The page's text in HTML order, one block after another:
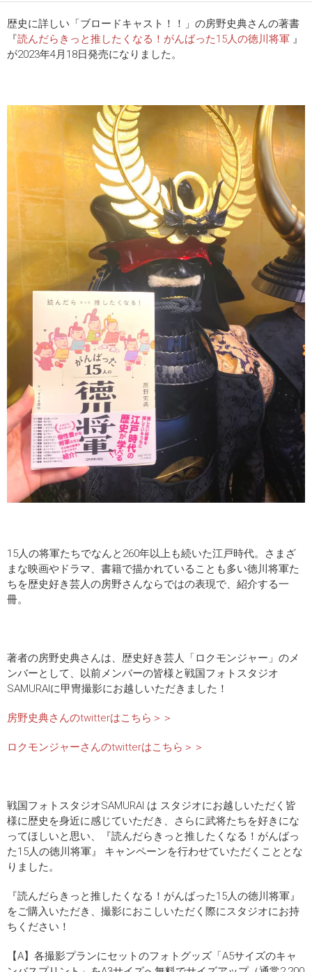
歴史に詳しい「ブロードキャスト！！」の房野史典さんの著書
『読んだらきっと推したくなる！がんばった15人の徳川将軍 』
が2023年4月18日発売になりました。
15人の将軍たちでなんと260年以上も続いた江戸時代。さまざ
まな映画やドラマ、書籍で描かれていることも多い徳川将軍た
ちを歴史好き芸人の房野さんならではの表現で、紹介する一
冊。
著者の房野史典さんは、歴史好き芸人「ロクモンジャー」のメ
ンバーとして、以前メンバーの皆様と戦国フォトスタジオ
SAMURAIに甲冑撮影にお越しいただきました！
房野史典さんのtwitterはこちら＞＞
ロクモンジャーさんのtwitterはこちら＞＞
戦国フォトスタジオSAMURAI は スタジオにお越しいただく皆
様に歴史を身近に感じていただき、さらに武将たちを好きにな
ってほしいと思い、『読んだらきっと推したくなる！がんばっ
た15人の徳川将軍』 キャンペーンを行わせていただくこととな
りました。
『読んだらきっと推したくなる！がんばった15人の徳川将軍』
をご購入いただき、撮影におこしいただく際にスタジオにお持
ちください！
【A】各撮影プランにセットのフォトグッズ「A5サイズのキャ